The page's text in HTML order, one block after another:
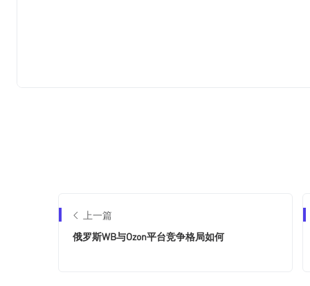
上一篇
俄罗斯WB与Ozon平台竞争格局如何